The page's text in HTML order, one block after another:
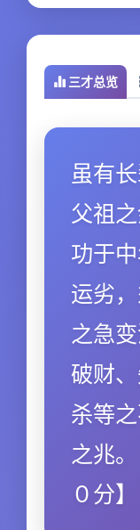
三才总览
虽有
父祖
功于
运劣
之急
破财
杀等
之兆
０分】